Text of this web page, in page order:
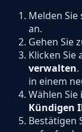
Melden
an.
Gehen Sie
Klicken Sie
verwalten
in einem
Wählen
Kündigen
Bestätigen